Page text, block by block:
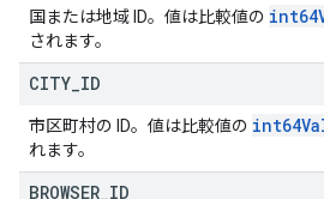
国または地域 ID。値は比較値の
されます。
CITY ID
市区町村の ID。値は比較値の
れます。
BROWSER ID